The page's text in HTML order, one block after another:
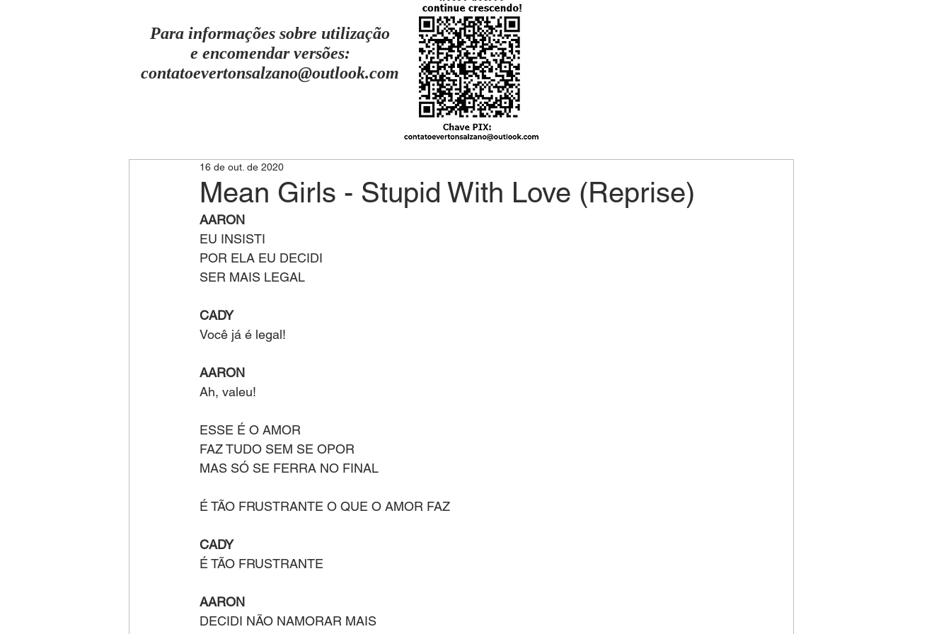
Para informações sobre utilização
e encomendar versões:
contatoevertonsalzano@outlook.com
Mean Girls - Stupid With Love (Reprise)
16 de out. de 2020
AARON
EU INSISTI
POR ELA EU DECIDI
SER MAIS LEGAL
CADY
Você já é legal!
AARON
Ah, valeu!
ESSE É O AMOR
FAZ TUDO SEM SE OPOR
MAS SÓ SE FERRA NO FINAL
É TÃO FRUSTRANTE O QUE O AMOR FAZ
CADY
É TÃO FRUSTRANTE
AARON
DECIDI NÃO NAMORAR MAIS